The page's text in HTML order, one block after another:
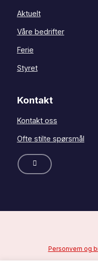
Aktuelt
Våre bedrifter
Ferie
Styret
Kontakt
Kontakt oss
Ofte stilte spørsmål
Personvern og